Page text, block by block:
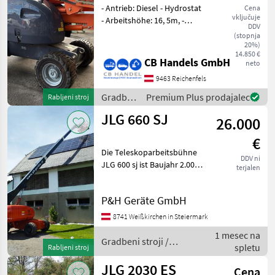
Rabljeni stroj
Cena
vključuje
DDV
(stopnja
20%)
14.850 €
neto
- Antrieb: Diesel - Hydrostat
- Arbeitshöhe: 16, 5m, -
Plattformtragfähigkeit:
230kg, - 7.450 kg
Eigengewicht Ključavničaste
te
CB Handels GmbH
9463 Reichenfels
Gradbeni
stroji /
JLG
Premium Plus prodajalec
Rabljeni stroj
JLG 660 SJ
26.000
€
DDV ni
terjalen
Die Teleskoparbeitsbühne
JLG 600 sj ist Baujahr 2.000
Maschine wurde im 2.
Halbjahr 2023 von
Fachleuten generalsaniert.
Die
P&H Geräte GmbH
8741 Weißkirchen in Steiermark
Gradbeni stroji /
JLG
1 mesec na
spletu
JLG 2030 ES
Cena